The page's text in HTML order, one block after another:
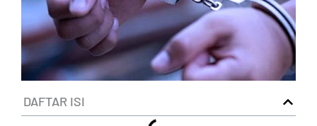
DAFTAR ISI